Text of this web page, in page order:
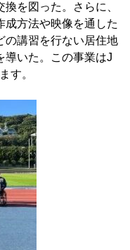
を図った。さらに、
成方法や映像を通した
の講習を行ない居住地
導いた。この事業はJ
す。